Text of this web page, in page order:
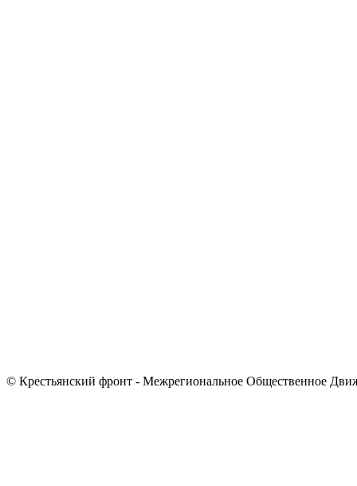
© Крестьянский фронт - Межрегиональное Общественное